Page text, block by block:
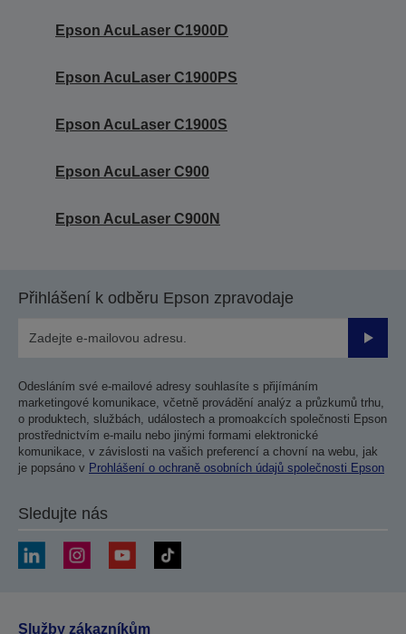
Epson AcuLaser C1900D
Epson AcuLaser C1900PS
Epson AcuLaser C1900S
Epson AcuLaser C900
Epson AcuLaser C900N
Přihlášení k odběru Epson zpravodaje
Odesláním své e-mailové adresy souhlasíte s přijímáním
marketingové komunikace, včetně provádění analýz a průzkumů trhu,
o produktech, službách, událostech a promoakcích společnosti Epson
prostřednictvím e-mailu nebo jinými formami elektronické
komunikace, v závislosti na vašich preferencí a chovní na webu, jak
je popsáno v Prohlášení o ochraně osobních údajů společnosti Epson
Sledujte nás
Služby zákazníkům